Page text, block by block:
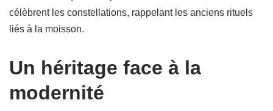
célèbrent les constellations, rappelant les anciens rituels
liés à la moisson.
Un héritage face à la
modernité